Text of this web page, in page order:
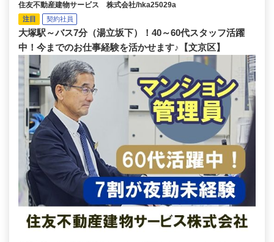
住友不動産建物サービス 株式会社/hka25029a
注目 契約社員
大塚駅～バス7分（湯立坂下）！40～60代スタッフ活躍
中！今までのお仕事経験を活かせます♪【文京区】